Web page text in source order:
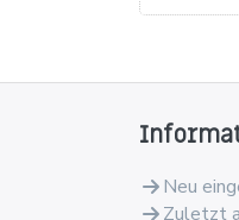
Neu
Zuletzt